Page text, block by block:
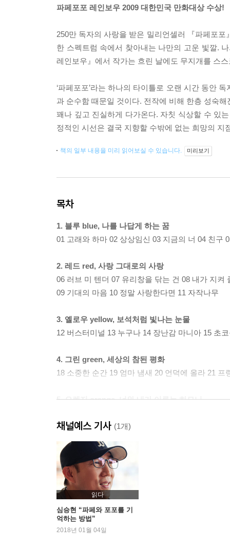
파페포포 레인보우 2009 대한민국 만화대상 수상!
250만 독자의 사랑을 받은 밀리언셀러 『파페포
한 스펙트럼 속에서 찾아내는 나만의 고운 빛깔.
레인보우』에서 작가는 흐린 날에도 무지개를 스
‘파페포포’라는 하나의 타이틀로 오랜 시간 동안
과 순수함 때문일 것이다. 전작에 비해 한층 성숙
꽤나 깊고 진실하게 다가온다. 자칫 식상할 수 있
정적인 시선은 결국 지향할 수밖에 없는 희망의 지
책의 일부 내용을 미리 읽어보실 수 있습니다. 미리보기
목차
1. 블루 blue, 나를 나답게 하는 꿈
01 고래와 하마 02 상상임신 03 지금의 너 04 친구
2. 레드 red, 사랑 그대로의 사랑
06 러브 미 텐더 07 유리창을 닦는 건 08 내가 지켜
09 기대의 마음 10 정말 사랑한다면 11 자작나무
3. 옐로우 yellow, 보석처럼 빛나는 눈물
12 버스터미널 13 누구나 14 장난감 마니아 15 초
4. 그린 green, 세상의 참된 평화
18 소중한 순간 19 엄마 냄새 20 언덕에 올라 21 프
5. 오렌지 orange, 너와 내가 이루는 하모니
6. 인디고 indigo, 맑고 높고 푸른 열정
27 시간 28 학교 가기 싫은 날 29 처음처럼 30 사
7. 퍼플 purple, ‘당신’이라는 이름의 무지개
32 자리 하나 33 행복의 조건 34 보물찾기 35 사막
채널예스 기사 (1개)
읽다
심승현 “파페와 포포를 기
억하는 방법”
2018년 01월 04일